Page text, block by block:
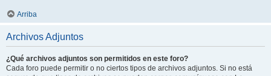
Arriba
Archivos Adjuntos
¿Qué archivos adjuntos son permitidos en este foro?
Cada foro puede permitir o no ciertos tipos de archivos adjuntos. Si no está